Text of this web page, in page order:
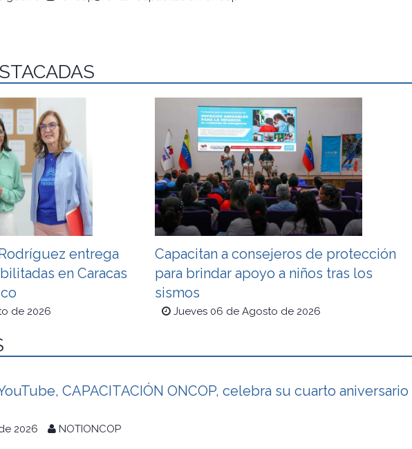
entrega
en Caracas
de 2026
Capacitan a consejeros de protección
para brindar apoyo a niños tras los
sismos
Jueves 06 de Agosto de 2026
CAPACITACIÓN ONCOP, celebra su cuarto
2026 NOTIONCOP